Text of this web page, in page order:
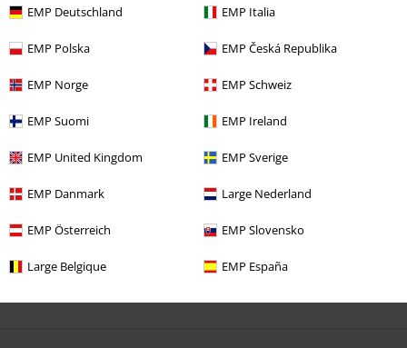
EMP Deutschland EMP Italia
EMP Polska EMP Česká Republika
EMP Norge EMP Schweiz
EMP Suomi EMP Ireland
EMP United Kingdom EMP Sverige
EMP Danmark Large Nederland
EMP Österreich EMP Slovensko
Large Belgique EMP España
%
Estilos Rockwear Hombre
Estilos Ropa Interior
Estilos Rockabilly Hombre
Estilos
Ofertas % Hombre Ropa interior Calzoncillos Boxer